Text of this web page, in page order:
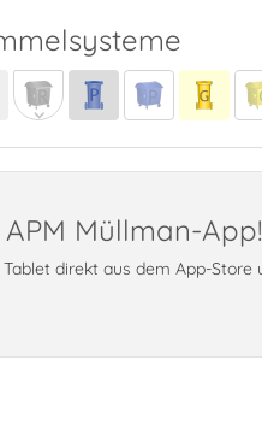
Müllman-App!
direkt aus dem App-